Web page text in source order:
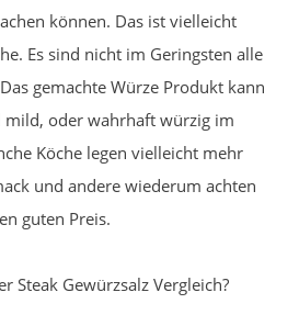
können. Das ist vielleicht
Es sind nicht im Geringsten alle
gemachte Würze Produkt kann
mild, oder wahrhaft würzig im
Köche legen vielleicht mehr
und andere wiederum achten
guten Preis.
Steak Gewürzsalz Vergleich?